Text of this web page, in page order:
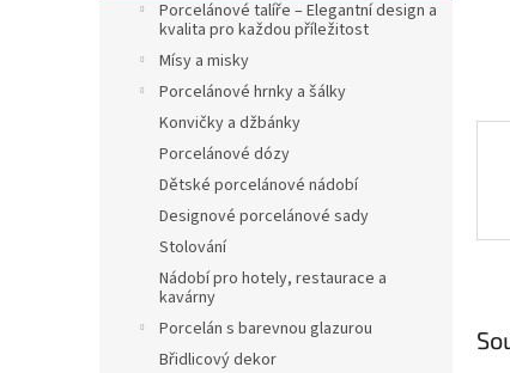
Porcelánové talíře – Elegantní design a
kvalita pro každou příležitost
Mísy a misky
Porcelánové hrnky a šálky
Konvičky a džbánky
Porcelánové dózy
Dětské porcelánové nádobí
Designové porcelánové sady
Stolování
Nádobí pro hotely, restaurace a
kavárny
Porcelán s barevnou glazurou
Břidlicový dekor